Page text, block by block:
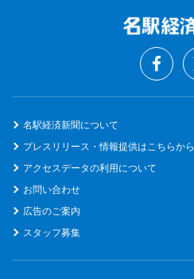
名駅経済新聞について
プレスリリース・情報提供はこちらから
アクセスデータの利用について
お問い合わせ
広告のご案内
スタッフ募集